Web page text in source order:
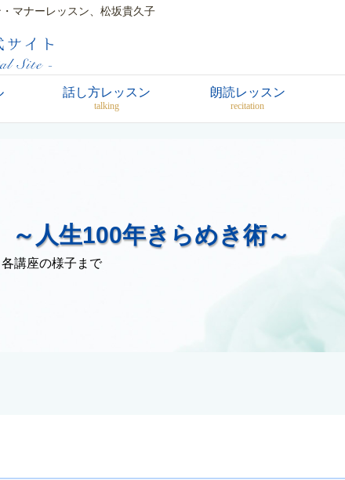
マナーレッスン、松坂貴久子
話し方レッスン
talking
朗読レッスン
recitation
人生100年きらめき術～
講座の様子まで